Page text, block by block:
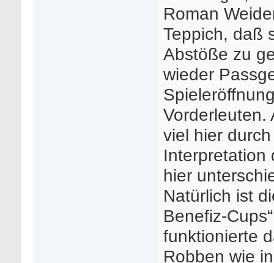
Roman
Teppich, daß
Abstöße zu
wieder
Vorderleuten.
viel hier
Interpretation
hier
Natürlich ist
Benefiz-
funktionierte
Robben wie